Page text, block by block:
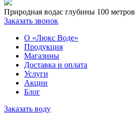
Природная водас глубины 100 метров
Заказать звонок
О «Люкс Воде»
Продукция
Магазины
Доставка и оплата
Услуги
Акции
Блог
Заказать воду